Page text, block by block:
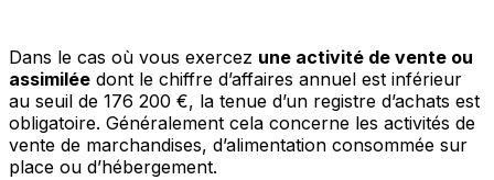
Dans le cas où vous exercez une activité de vente ou
assimilée dont le chiffre d’affaires annuel est inférieur
au seuil de 176 200 €, la tenue d’un registre d’achats est
obligatoire. Généralement cela concerne les activités de
vente de marchandises, d’alimentation consommée sur
place ou d’hébergement.